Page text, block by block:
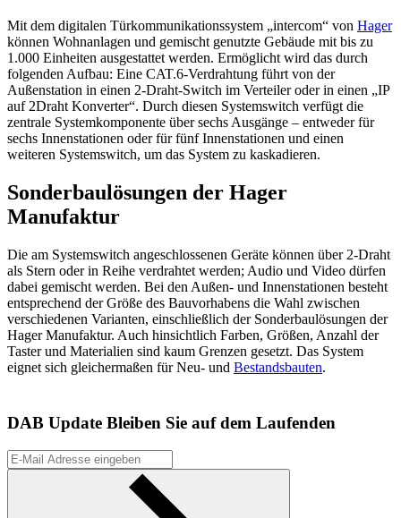
Mit dem digitalen Türkommunikationssystem „intercom“ von Hager
können Wohnanlagen und gemischt genutzte Gebäude mit bis zu
1.000 Einheiten ausgestattet werden. Ermöglicht wird das durch
folgenden Aufbau: Eine CAT.6-Verdrahtung führt von der
Außenstation in einen 2-Draht-Switch im Verteiler oder in einen „IP
auf 2Draht Konverter“. Durch diesen Systemswitch verfügt die
zentrale Systemkomponente über sechs Ausgänge – entweder für
sechs Innenstationen oder für fünf Innenstationen und einen
weiteren Systemswitch, um das System zu kaskadieren.
Sonderbaulösungen der Hager
Manufaktur
Die am Systemswitch angeschlossenen Geräte können über 2-Draht
als Stern oder in Reihe verdrahtet werden; Audio und Video dürfen
dabei gemischt werden. Bei den Außen- und Innenstationen besteht
entsprechend der Größe des Bauvorhabens die Wahl zwischen
verschiedenen Varianten, einschließlich der Sonderbaulösungen der
Hager Manufaktur. Auch hinsichtlich Farben, Größen, Anzahl der
Taster und Materialien sind kaum Grenzen gesetzt. Das System
eignet sich gleichermaßen für Neu- und Bestandsbauten.
DAB Update Bleiben Sie auf dem Laufenden